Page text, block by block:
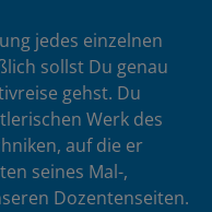
jedes einzelnen
sollst Du genau
gehst. Du
Werk des
auf die er
seines Mal-,
Dozentenseiten.